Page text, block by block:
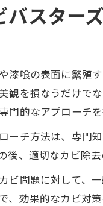
バスター
漆喰の表面に繁殖
観を損なうだけで
門的なアプローチを
ーチ方法は、専門
後、適切なカビ除去
ビ問題に対して、
、効果的なカビ対